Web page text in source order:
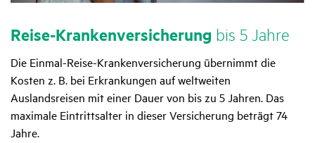
Reise-Kran­ken­ver­si­che­rung bis 5 Jahre
Die Einmal-Reise-Krankenversicherung übernimmt die
Kosten z. B. bei Erkrankungen auf weltweiten
Auslandsreisen mit einer Dauer von bis zu 5 Jahren. Das
maximale Eintrittsalter in dieser Versicherung beträgt 74
Jahre.